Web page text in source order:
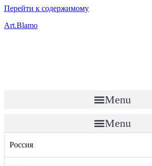
Перейти к содержимому
Art.Blamo
Menu
Menu
Россия